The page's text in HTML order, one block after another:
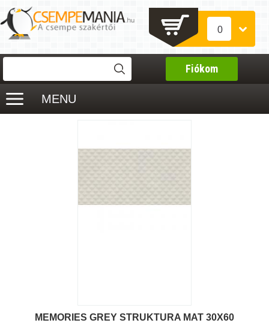
0
Fiókom
MENU
MEMORIES GREY STRUKTURA MAT 30X60